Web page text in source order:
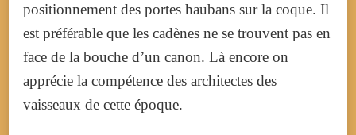
positionnement des portes haubans sur la coque. Il
est préférable que les cadènes ne se trouvent pas en
face de la bouche d’un canon. Là encore on
apprécie la compétence des architectes des
vaisseaux de cette époque.